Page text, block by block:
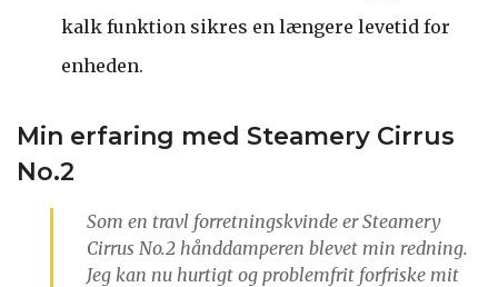
kalk funktion sikres en længere levetid for
enheden.
Min erfaring med Steamery Cirrus
No.2
Som en travl forretningskvinde er Steamery
Cirrus No.2 hånddamperen blevet min redning.
Jeg kan nu hurtigt og problemfrit forfriske mit